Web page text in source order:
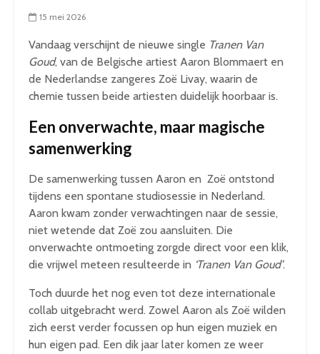
15 mei 2026
Vandaag verschijnt de nieuwe single Tranen Van
Goud, van de Belgische artiest Aaron Blommaert en
de Nederlandse zangeres Zoë Livay, waarin de
chemie tussen beide artiesten duidelijk hoorbaar is.
Een onverwachte, maar magische
samenwerking
De samenwerking tussen Aaron en Zoë ontstond
tijdens een spontane studiosessie in Nederland.
Aaron kwam zonder verwachtingen naar de sessie,
niet wetende dat Zoë zou aansluiten. Die
onverwachte ontmoeting zorgde direct voor een klik,
die vrijwel meteen resulteerde in ‘Tranen Van Goud’.
Toch duurde het nog even tot deze internationale
collab uitgebracht werd. Zowel Aaron als Zoë wilden
zich eerst verder focussen op hun eigen muziek en
hun eigen pad. Een dik jaar later komen ze weer